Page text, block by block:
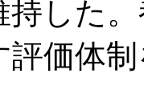
した
評価体